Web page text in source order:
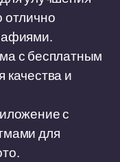
с бесплатным
и
с
для